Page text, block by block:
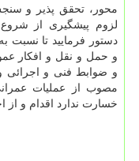
محور، تحقق پذیر و
لزوم پیشگیری از
دستور فرمایید تا نسبت
و حمل و نقل و افکار
و ضوابط فنی و اجرائی
مصوب از عملیات
خسارت ندارد اقدام و از